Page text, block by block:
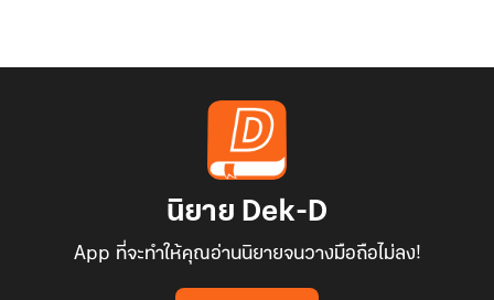
นิยาย Dek-D
App ที่จะทำให้คุณอ่านนิยายจนวางมือถือไม่ลง!